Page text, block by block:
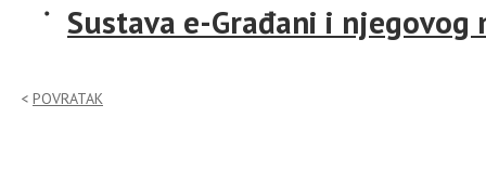
Sustava e-Građani i
POVRATAK